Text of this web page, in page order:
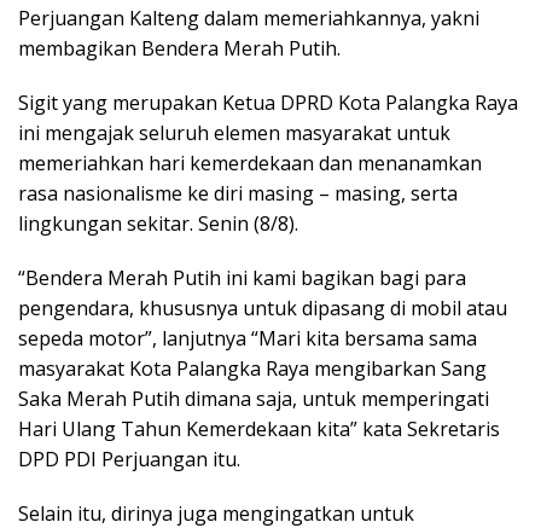
Perjuangan Kalteng dalam memeriahkannya, yakni
membagikan Bendera Merah Putih.
Sigit yang merupakan Ketua DPRD Kota Palangka Raya
ini mengajak seluruh elemen masyarakat untuk
memeriahkan hari kemerdekaan dan menanamkan
rasa nasionalisme ke diri masing – masing, serta
lingkungan sekitar. Senin (8/8).
“Bendera Merah Putih ini kami bagikan bagi para
pengendara, khususnya untuk dipasang di mobil atau
sepeda motor”, lanjutnya “Mari kita bersama sama
masyarakat Kota Palangka Raya mengibarkan Sang
Saka Merah Putih dimana saja, untuk memperingati
Hari Ulang Tahun Kemerdekaan kita” kata Sekretaris
DPD PDI Perjuangan itu.
Selain itu, dirinya juga mengingatkan untuk